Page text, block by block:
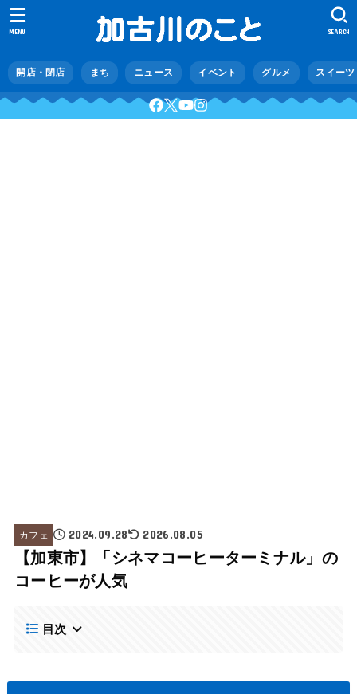
開店・閉店 まち ニュース イベント グルメ スイーツ
SEARCH
MENU
カフェ 2024.09.28 2026.08.05
【加東市】「シネマコーヒーターミナル」の
コーヒーが人気
目次